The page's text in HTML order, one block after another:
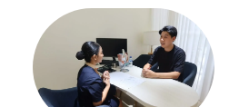
membahas secara mendalam cara
bertekstur dengan langkah-langkah
sederhana namun efektif. Dari
hingga perawatan...